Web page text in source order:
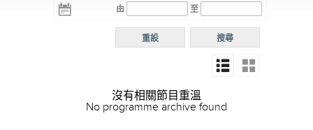
電台 電台
R5
電台
普通
由 至
搜尋
重設
沒有相關節目重溫
No programme archive found